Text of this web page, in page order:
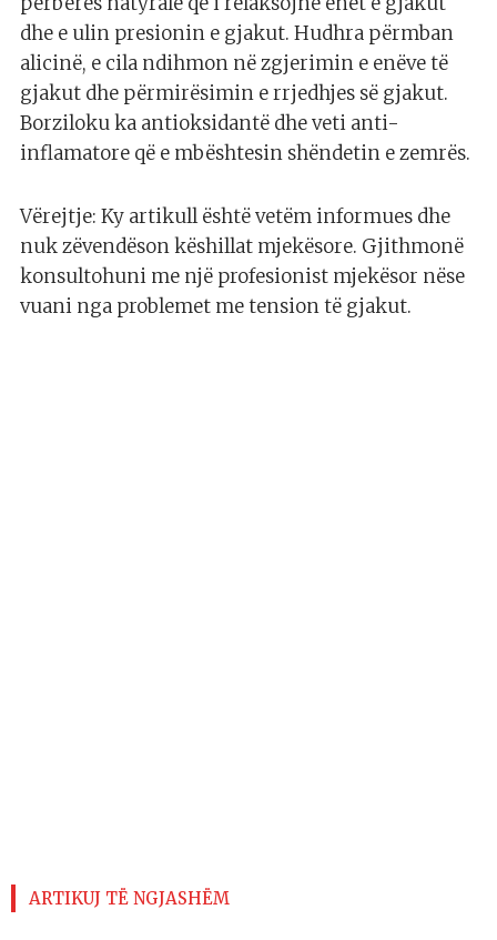
dhe e ulin presionin e gjakut. Hudhra përmban
alicinë, e cila ndihmon në zgjerimin e enëve të
gjakut dhe përmirësimin e rrjedhjes së gjakut.
Borziloku ka antioksidantë dhe veti anti-
inflamatore që e mbështesin shëndetin e zemrës.
Vërejtje: Ky artikull është vetëm informues dhe
nuk zëvendëson këshillat mjekësore. Gjithmonë
konsultohuni me një profesionist mjekësor nëse
vuani nga problemet me tension të gjakut.
ARTIKUJ TË NGJASHËM